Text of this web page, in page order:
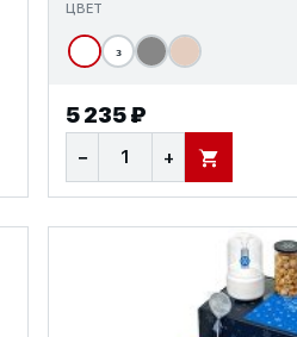
ЦВЕТ
з
5 235 ₽
− + В КОРЗИНУ